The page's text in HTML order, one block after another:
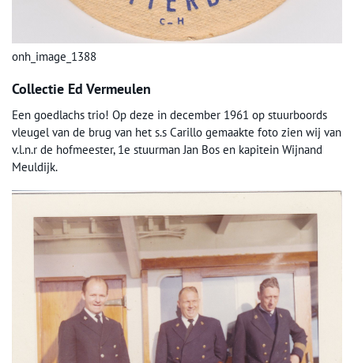
onh_image_1388
Collectie Ed Vermeulen
Een goedlachs trio! Op deze in december 1961 op stuurboords
vleugel van de brug van het s.s Carillo gemaakte foto zien wij van
v.l.n.r de hofmeester, 1e stuurman Jan Bos en kapitein Wijnand
Meuldijk.